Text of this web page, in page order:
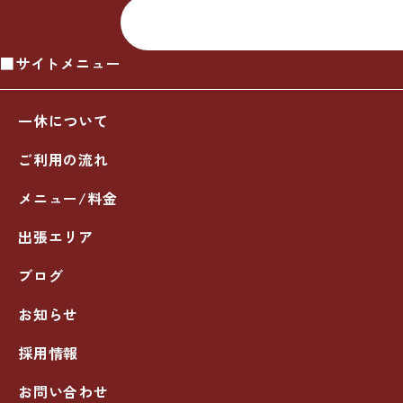
■サイトメニュー
一休について
ご利用の流れ
メニュー/料金
出張エリア
ブログ
お知らせ
採用情報
お問い合わせ